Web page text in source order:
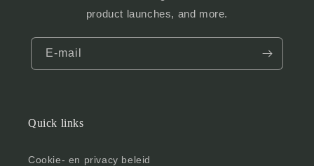
product launches, and more.
E‑mail
Quick links
Cookie- en privacy beleid